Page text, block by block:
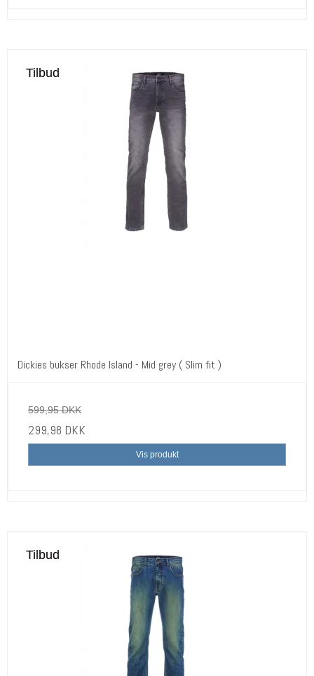
Tilbud
Dickies bukser Rhode Island - Mid grey ( Slim fit )
599,95 DKK
299,98 DKK
Vis produkt
Tilbud